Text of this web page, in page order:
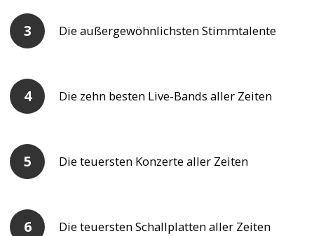
Die außergewöhnlichsten Stimmtalente
Die zehn besten Live-Bands aller Zeiten
Die teuersten Konzerte aller Zeiten
Die teuersten Schallplatten aller Zeiten